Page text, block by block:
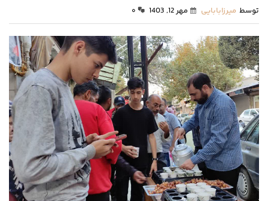
توسط میرزابابایی مهر 12, 1403 ۰